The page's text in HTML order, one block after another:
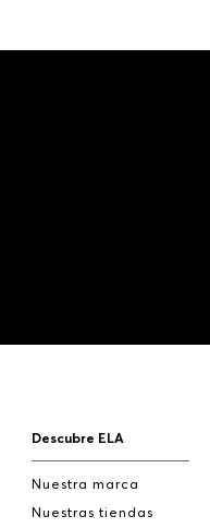
Descubre ELA
Nuestra marca
Nuestras tiendas